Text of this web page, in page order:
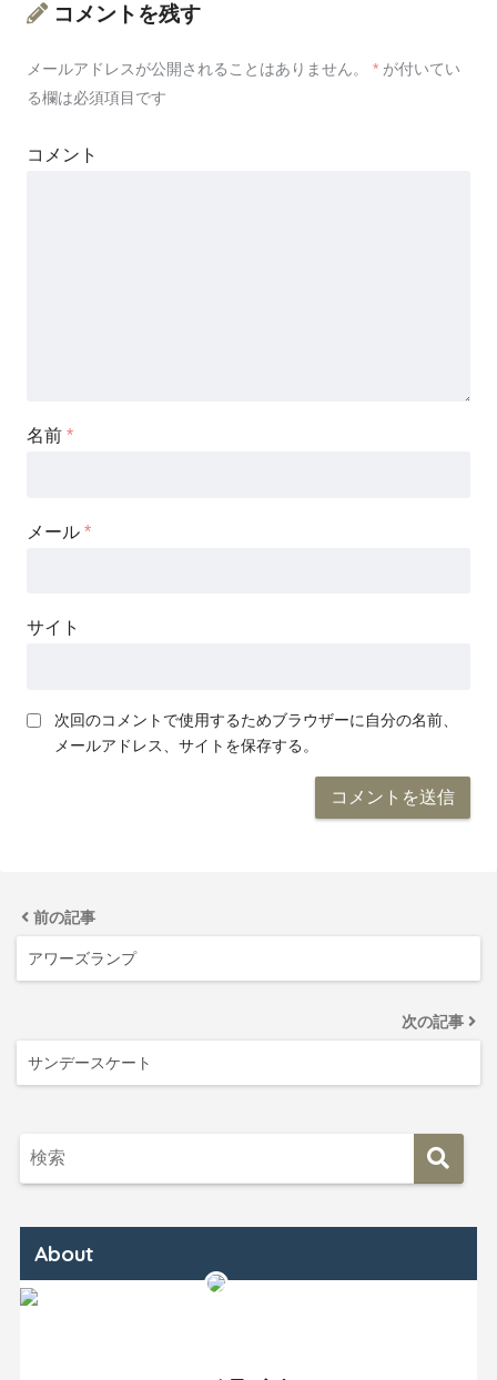
コメントを残す
メールアドレスが公開されることはありません。 * が付いてい
る欄は必須項目です
コメント
名前 *
メール *
サイト
次回のコメントで使用するためブラウザーに自分の名前、
メールアドレス、サイトを保存する。
前の記事
アワーズランプ
次の記事
サンデースケート
About